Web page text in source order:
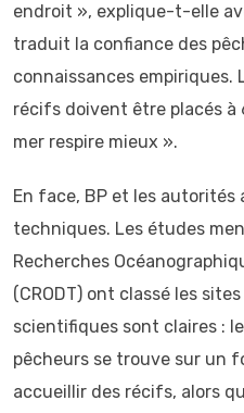
endroit », explique-t-elle
traduit la confiance des
connaissances empiriques.
récifs doivent être placés à
mer respire mieux ».
En face, BP et les
techniques. Les études
Recherches
(CRODT) ont classé les
scientifiques sont claires :
pêcheurs se trouve sur un
accueillir des récifs, alors